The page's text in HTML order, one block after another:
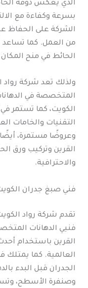
الذي يعكس ذوقه
بسرعة وكفاءة مع
الشركة على الحفاظ
من العمل. كما تساعد
الحائط في منح
ولذلك تعد شركة
المتخصصة في
الكويت، كما تستمر
التقنيات والخامات
وعروضًا مستمرة،
القرين وتركيب ورق
والاحترافية.
فني صبغ جدران
تقدم شركة رواد
فنيي الدهانات
القرين باستخدام
العالمية. كما
الجدران قبل البدء
وصنفرة الأسطح،